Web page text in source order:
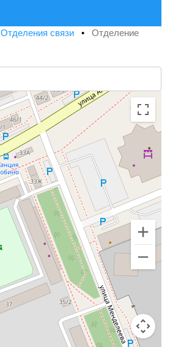
Отделения связи • Отделение